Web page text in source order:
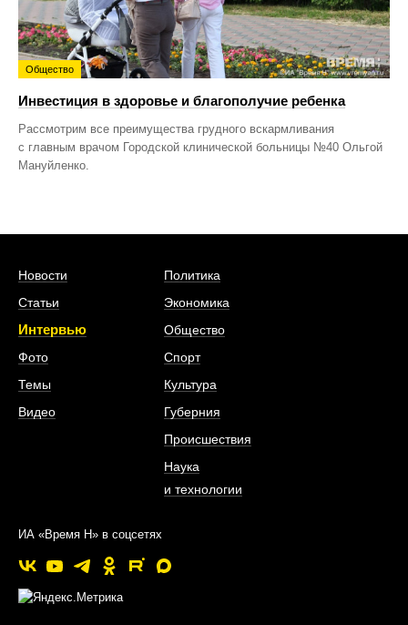
Общество
Инвестиция в здоровье и благополучие ребенка
Рассмотрим все преимущества грудного вскармливания
с главным врачом Городской клинической больницы №40 Ольгой
Мануйленко.
Новости
Статьи
Интервью
Фото
Темы
Видео
Политика
Экономика
Общество
Спорт
Культура
Губерния
Происшествия
Наука
и технологии
ИА «Время Н» в соцсетях